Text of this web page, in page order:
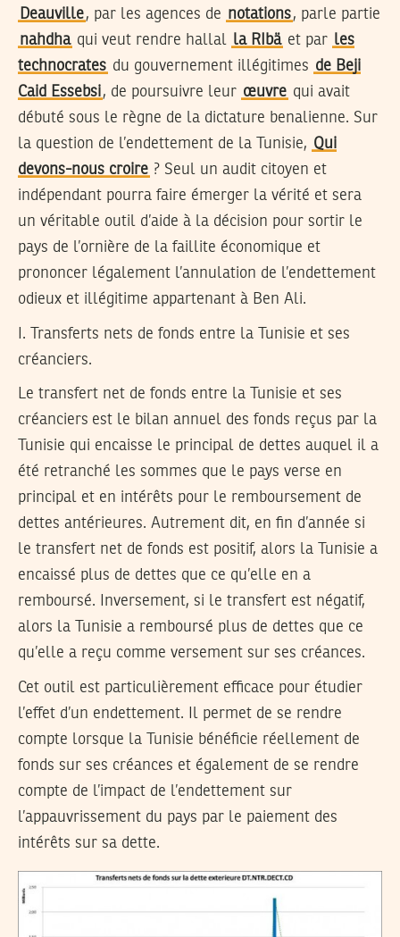
Deauville, par les agences de notations, parle partie
nahdha qui veut rendre hallal la RIbä et par les
technocrates du gouvernement illégitimes de Beji
Caid Essebsi, de poursuivre leur œuvre qui avait
débuté sous le règne de la dictature benalienne. Sur
la question de l’endettement de la Tunisie, Qui
devons-nous croire ? Seul un audit citoyen et
indépendant pourra faire émerger la vérité et sera
un véritable outil d’aide à la décision pour sortir le
pays de l’ornière de la faillite économique et
prononcer légalement l’annulation de l’endettement
odieux et illégitime appartenant à Ben Ali.
I. Transferts nets de fonds entre la Tunisie et ses
créanciers.
Le transfert net de fonds entre la Tunisie et ses
créanciers est le bilan annuel des fonds reçus par la
Tunisie qui encaisse le principal de dettes auquel il a
été retranché les sommes que le pays verse en
principal et en intérêts pour le remboursement de
dettes antérieures. Autrement dit, en fin d’année si
le transfert net de fonds est positif, alors la Tunisie a
encaissé plus de dettes que ce qu’elle en a
remboursé. Inversement, si le transfert est négatif,
alors la Tunisie a remboursé plus de dettes que ce
qu’elle a reçu comme versement sur ses créances.
Cet outil est particulièrement efficace pour étudier
l’effet d’un endettement. Il permet de se rendre
compte lorsque la Tunisie bénéficie réellement de
fonds sur ses créances et également de se rendre
compte de l’impact de l’endettement sur
l’appauvrissement du pays par le paiement des
intérêts sur sa dette.